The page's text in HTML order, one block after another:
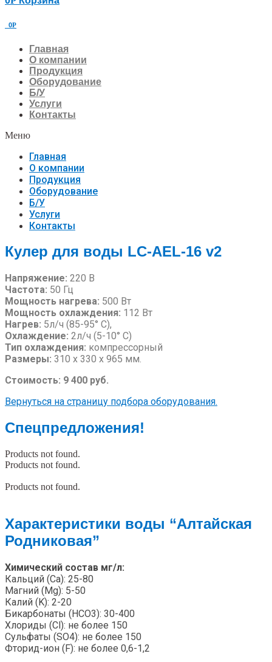
0Р
Главная
О компании
Продукция
Оборудование
Б/У
Услуги
Контакты
Меню
Главная
О компании
Продукция
Оборудование
Б/У
Услуги
Контакты
Кулер для воды LC-AEL-16 v2
Напряжение: 220 В
Частота: 50 Гц
Мощность нагрева: 500 Вт
Мощность охлаждения: 112 Вт
Нагрев: 5л/ч (85-95° С),
Охлаждение: 2л/ч (5-10° С)
Тип охлаждения: компрессорный
Размеры: 310 х 330 х 965 мм.
Стоимость: 9 400 руб.
Вернуться на страницу подбора оборудования.
Спецпредложения!
Products not found.
Products not found.
Products not found.
Характеристики воды “Алтайская
Родниковая”
Химический состав мг/л:
Кальций (Ca): 25-80
Магний (Mg): 5-50
Калий (K): 2-20
Бикарбонаты (HCO3): 30-400
Хлориды (Cl): не более 150
Сульфаты (SO4): не более 150
Фторид-ион (F): не более 0,6-1,2